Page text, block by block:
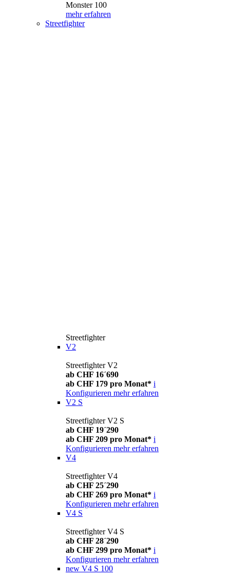
Monster 100
mehr erfahren
Streetfighter
Streetfighter
V2
Streetfighter V2
ab CHF 16´690
ab CHF 179 pro Monat* i
Konfigurieren mehr erfahren
V2 S
Streetfighter V2 S
ab CHF 19´290
ab CHF 209 pro Monat* i
Konfigurieren mehr erfahren
V4
Streetfighter V4
ab CHF 25´290
ab CHF 269 pro Monat* i
Konfigurieren mehr erfahren
V4 S
Streetfighter V4 S
ab CHF 28´290
ab CHF 299 pro Monat* i
Konfigurieren mehr erfahren
new V4 S 100